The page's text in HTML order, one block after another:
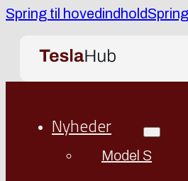
Spring til hovedindhold
Nyheder
Model S